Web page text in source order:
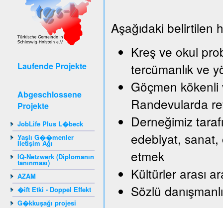
Laufende Projekte
Abgeschlossene
Projekte
JobLife Plus L�beck
Yaşlı G��menler
İletişim Ağı
IQ-Netzwerk (Diplomanın
tanınması)
AZAM
�ift Etki - Doppel Effekt
G�kkuşağı projesi
Aşağıdaki belirtilen
Kreş ve okul
tercümanlık ve
Göçmen
Randevularda
Derneğimiz
edebiyat, sanat,
etmek
Kültürler arası
Sözlü